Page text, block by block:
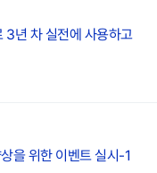
3년 차 실전에 사용하고
을 위한 이벤트 실시-1